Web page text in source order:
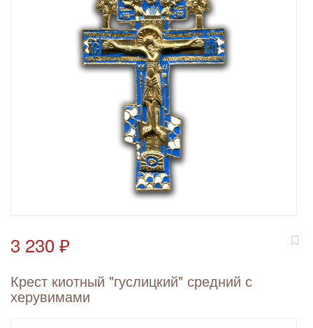
3 230 ₽
Крест киотный "гуслицкий" средний с
херувимами